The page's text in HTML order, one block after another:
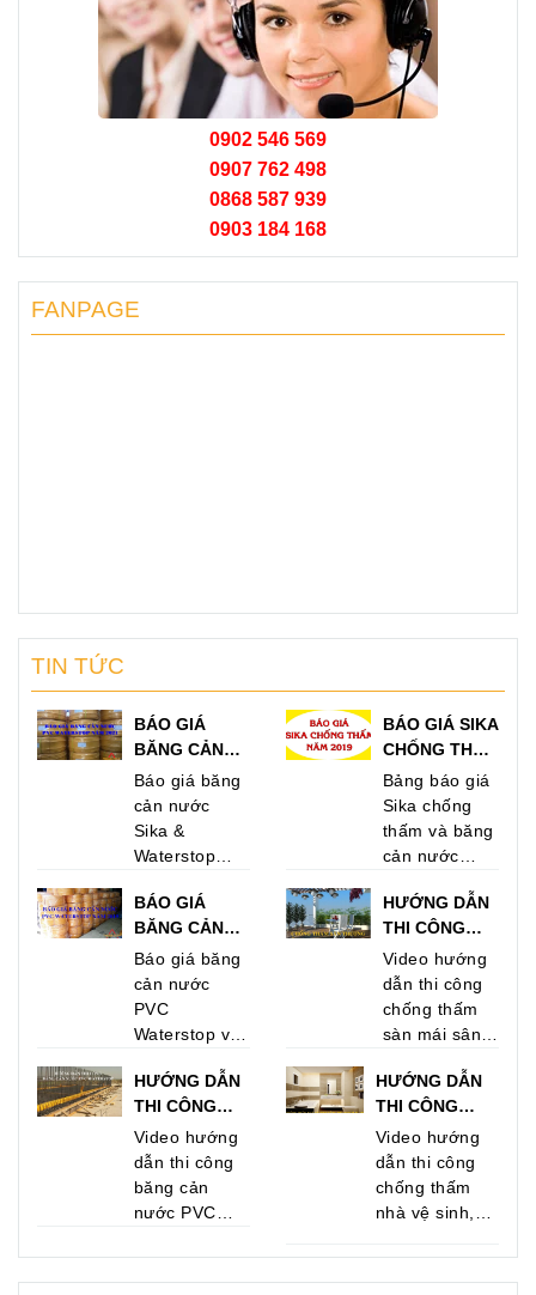
0902 546 569
0907 762 498
0868 587 939
0903 184 168
FANPAGE
TIN TỨC
BÁO GIÁ
BĂNG CẢN
NƯỚC SIKA &
WATERSTOP
V200 MỚI
NHẤT NĂM
Báo giá băng
cản nước
Sika &
Waterstop
nhất năm
2021 tại
TPHCM
BÁO GIÁ SIKA
CHỐNG THẤM
VÀ BĂNG
CẢN NƯỚC
NĂM 2019 TẠI
TPHCM
Bảng báo giá
Sika chống
thấm và băng
cản nước
TPHCM của
Sika Thành
Công - Nhà
phân phối
hàng đầu của
Sika tại
chi tiết xin vui
lòng liên hệ
theo số
hotline 0902
546 569 -
0907 762 498
BÁO GIÁ
BĂNG CẢN
NƯỚC
WATERSTOP
V200 & SIKA
V20 GIÁ RẺ
TẠI HCM
Báo giá băng
cản nước
PVC
Waterstop và
nước Sika
V20 mới nhất
năm 2019 tại
TPHCM
HƯỚNG DẪN
THI CÔNG
CHỐNG THẤM
SÀN MÁI SÂN
THƯỢNG
BẰNG
MEMBRANE
Video hướng
dẫn thi công
chống thấm
sàn mái sân
hầm bằng
Sikaproof
Membrane
nhằm mang
lại hiệu quả
cao, bảo vệ
không bị thấm
cho công
HƯỚNG DẪN
THI CÔNG
BĂNG CẢN
NƯỚC PVC
WATERSTOP
TẠI TPHCM
Video hướng
dẫn thi công
băng cản
nước PVC
dùng để
chống thấm
HƯỚNG DẪN
THI CÔNG
CHỐNG THẤM
NHÀ VỆ SINH
BẰNG
SIKATOP SEAL
Video hướng
dẫn thi công
chống thấm
nhà vệ sinh,
sân thượng,
sàn mái, ban